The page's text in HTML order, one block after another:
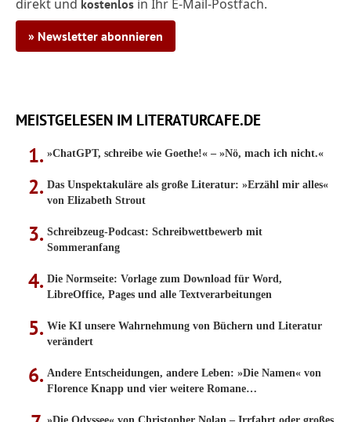
direkt und kostenlos in Ihr E-Mail-Postfach.
» Newsletter abonnieren
MEISTGELESEN IM LITERATURCAFE.DE
»ChatGPT, schreibe wie Goethe!« – »Nö, mach ich nicht.«
Das Unspektakuläre als große Literatur: »Erzähl mir alles«
von Elizabeth Strout
Schreibzeug-Podcast: Schreibwettbewerb mit
Sommeranfang
Die Normseite: Vorlage zum Download für Word,
LibreOffice, Pages und alle Textverarbeitungen
Wie KI unsere Wahrnehmung von Büchern und Literatur
verändert
Andere Entscheidungen, andere Leben: »Die Namen« von
Florence Knapp und vier weitere Romane…